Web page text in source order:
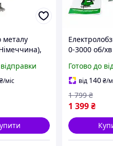
металу
Лобзик
лобзик,
₴/міс
0-3000 об/
лобзик для
різання
майстерні
Готово до
від 140₴/
1 399₴
1 799 ₴